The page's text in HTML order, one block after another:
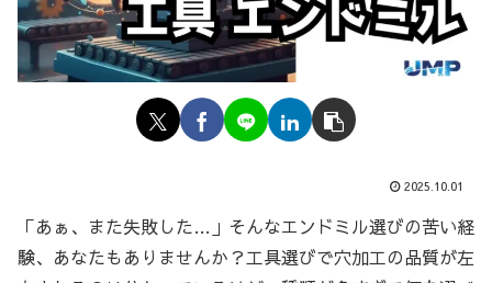
2025.10.01
「あぁ、また失敗した…」そんなエンドミル選びの苦い経
験、あなたもありませんか？工具選びで穴加工の品質が左